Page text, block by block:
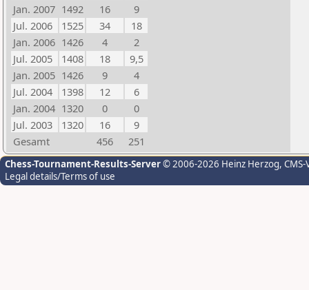
Jan. 2007 1492 16
9
Jul. 2006
1525 34
18
Jan. 2006 1426 4
2
Jul. 2005
1408 18
9,5
Jan. 2005 1426 9
4
Jul. 2004
1398 12
6
Jan. 2004 1320 0
0
Jul. 2003
1320 16
9
Gesamt
456 251
Chess-Tournament-Results-Server© 2006-2026 Heinz Herzog,
Legal details/Terms of use